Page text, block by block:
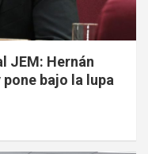
JEM: Hernán
bajo la lupa